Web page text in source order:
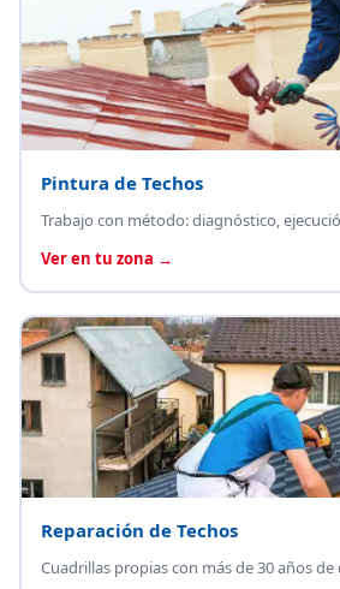
Pintura de Techos
Trabajo con método: diagnóstico,
Ver en tu zona →
Reparación de Techos
Cuadrillas propias con más de 30 años de